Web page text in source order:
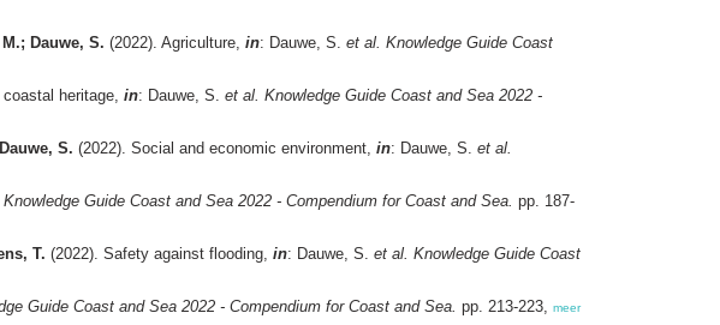
Dauwe, S. (2022). Agriculture, in: Dauwe, S. et al. Knowledge Guide Coast
heritage, in: Dauwe, S. et al. Knowledge Guide Coast and Sea 2022 -
S. (2022). Social and economic environment, in: Dauwe, S. et al.
Knowledge Guide Coast and Sea 2022 - Compendium for Coast and Sea. pp. 187-
T. (2022). Safety against flooding, in: Dauwe, S. et al. Knowledge Guide Coast
Guide Coast and Sea 2022 - Compendium for Coast and Sea. pp. 213-223, meer